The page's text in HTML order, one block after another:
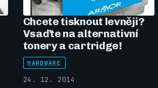
Chcete tisknout levněji?
Vsaďte na alternativní
tonery a cartridge!
HARDWARE
24. 12. 2014